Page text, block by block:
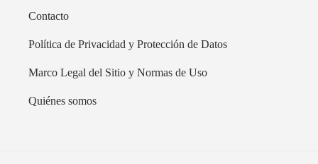
Contacto
Política de Privacidad y Protección de Datos
Marco Legal del Sitio y Normas de Uso
Quiénes somos